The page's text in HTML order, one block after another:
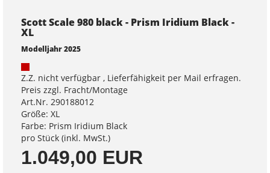
Scott Scale 980 black - Prism Iridium Black -
XL
Modelljahr 2025
Z.Z. nicht verfügbar , Lieferfähigkeit per Mail erfragen.
Preis zzgl. Fracht/Montage
Art.Nr. 290188012
Größe: XL
Farbe: Prism Iridium Black
pro Stück (inkl. MwSt.)
1.049,00 EUR